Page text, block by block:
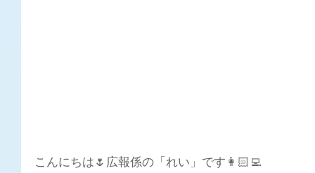
こんにちは🌷広報係の「れい」です👩🏻‍💻